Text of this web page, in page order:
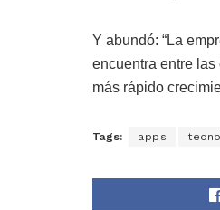
Y abundó: “La
encuentra entre
más rápido
Tags: apps